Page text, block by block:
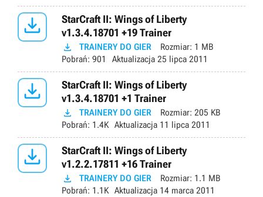

StarCraft II: Wings of Liberty
v1.3.4.18701 +19 Trainer
 TRAINERY DO GIER Rozmiar: 1 MB
Pobrań: 901 Aktualizacja 25 lipca 2011

StarCraft II: Wings of Liberty
v1.3.4.18701 +1 Trainer
 TRAINERY DO GIER Rozmiar: 205 KB
Pobrań: 1.4K Aktualizacja 11 lipca 2011

StarCraft II: Wings of Liberty
v1.2.2.17811 +16 Trainer
 TRAINERY DO GIER Rozmiar: 1.1 MB
Pobrań: 1.1K Aktualizacja 14 marca 2011